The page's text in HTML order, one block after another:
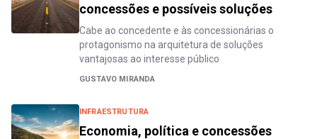
concessões e possíveis soluções
Cabe ao concedente e às concessionárias o
protagonismo na arquitetura de soluções
vantajosas ao interesse público
GUSTAVO MIRANDA
INFRAESTRUTURA
Economia, política e concessões